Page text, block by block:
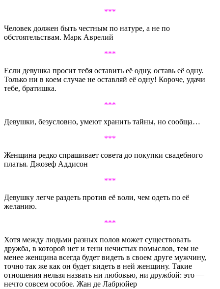
***
Человек должен быть честным по натуре, а не по
обстоятельствам. Марк Аврелий
***
Если девушка просит тебя оставить её одну, оставь её одну.
Только ни в коем случае не оставляй её одну! Короче, удачи
тебе, братишка.
***
Девушки, безусловно, умеют хранить тайны, но сообща…
***
Женщина редко спрашивает совета до покупки свадебного
платья. Джозеф Аддисон
***
Девушку легче раздеть против её воли, чем одеть по её
желанию.
***
Хотя между людьми разных полов может существовать
дружба, в которой нет и тени нечистых помыслов, тем не
менее женщина всегда будет видеть в своем друге мужчину,
точно так же как он будет видеть в ней женщину. Такие
отношения нельзя назвать ни любовью, ни дружбой: это —
нечто совсем особое. Жан де Лабрюйер